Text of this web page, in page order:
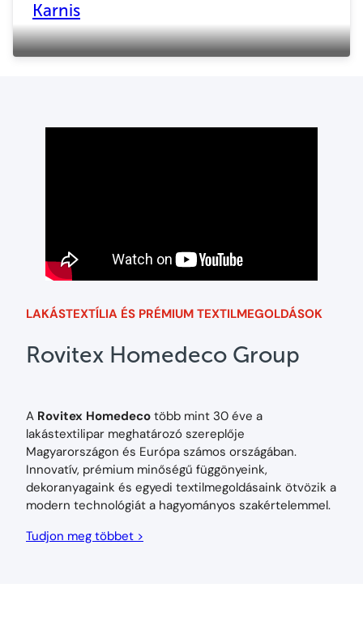
Karnis
LAKÁSTEXTÍLIA ÉS PRÉMIUM TEXTILMEGOLDÁSOK
Rovitex Homedeco Group
A Rovitex Homedeco több mint 30 éve a
lakástextilipar meghatározó szereplője
Magyarországon és Európa számos országában.
Innovatív, prémium minőségű függönyeink,
dekoranyagaink és egyedi textilmegoldásaink ötvözik a
modern technológiát a hagyományos szakértelemmel.
Tudjon meg többet >